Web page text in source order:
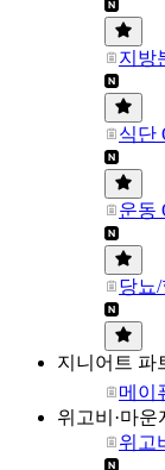
지방
식단
운동
당뇨
지니어트 파
메이
위고비·마운
위고